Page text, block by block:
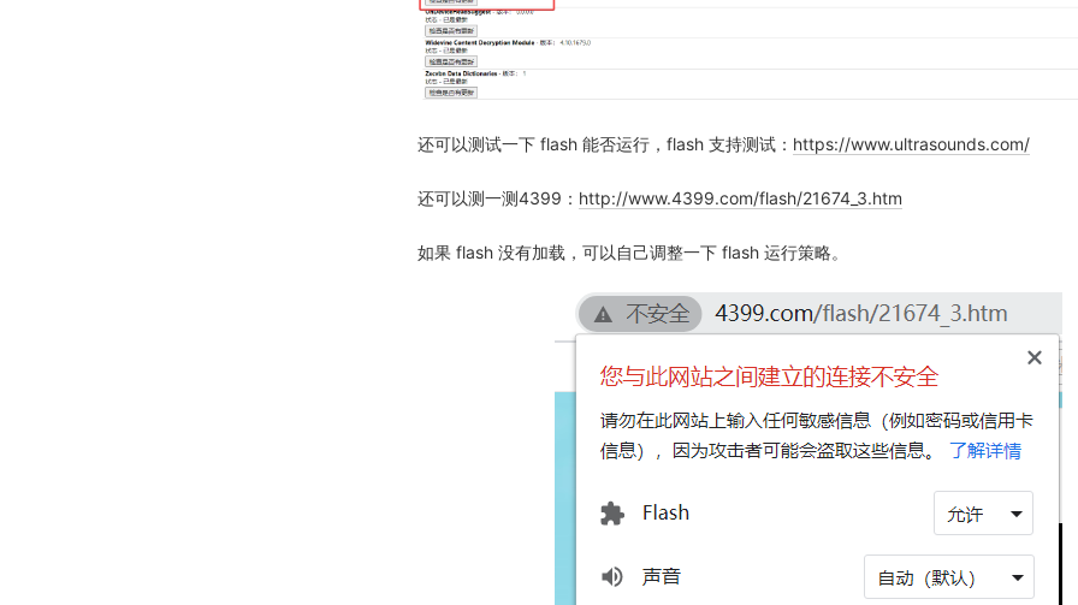
还可以测试一下 flash 能否运行，flash 支持测试： https://www.ultrasounds.com/
还可以测一测4399： http://www.4399.com/flash/21674_3.htm
如果 flash 没有加载，可以自己调整一下 flash 运行策略。